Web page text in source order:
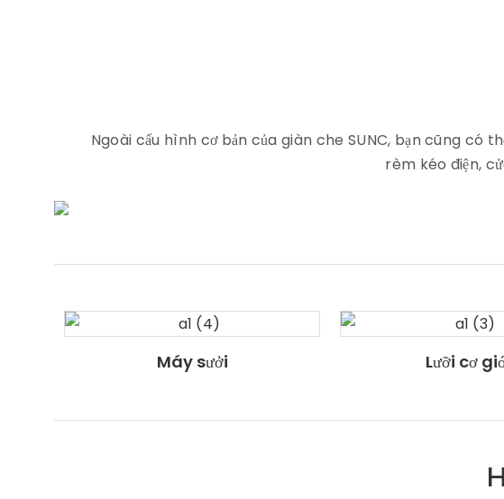
Ngoài cấu hình cơ bản của giàn che SUNC, bạn cũng có
rèm kéo điện,
Máy sưởi Lưỡi cơ